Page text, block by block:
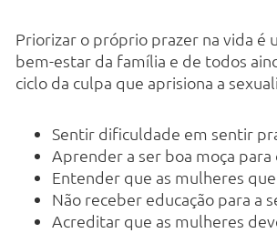
Priorizar o próprio prazer na vida é
bem-estar da família e de todos
ciclo da culpa que aprisiona a
Sentir dificuldade em sentir
Aprender a ser boa moça
Entender que as mulheres
Não receber educação para a
Acreditar que as mulheres